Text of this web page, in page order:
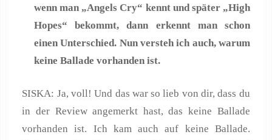
wenn man „Angels Cry“ kennt und später „High
Hopes“ bekommt, dann erkennt man schon
einen Unterschied. Nun versteh ich auch, warum
keine Ballade vorhanden ist.
SISKA: Ja, voll! Und das war so lieb von dir, dass du
in der Review angemerkt hast, das keine Ballade
vorhanden ist. Ich kam auch auf keine Ballade.